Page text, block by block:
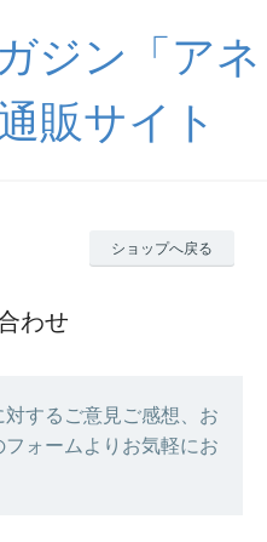
ジン「アネ
販サイト
ショップへ戻る
わせ
するご意見ご感想、お
ォームよりお気軽にお